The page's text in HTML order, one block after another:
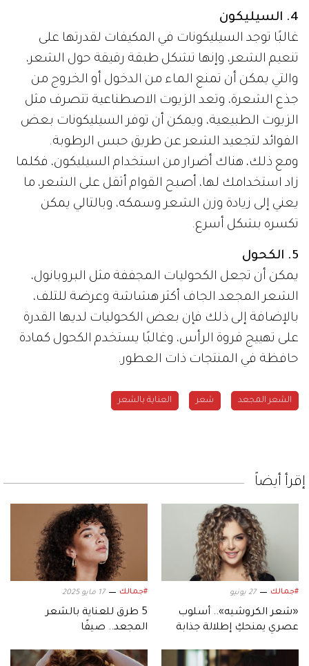
4. السيليكون
غالبًا توجد السيليكونات في المكيفات لقدرتها على
تنعيم الشعر، وإنها تشكل طبقة رقيقة حول الشعر،
والتي يمكن أن تمنع الماء من الدخول أو الخروج من
جذع الشعرة، وتعد الزيوت الاصطناعية تتصرف مثل
الزيوت الطبيعية، ويمكن أن توفر السيليكونات بعض
الفوائد لتجعيد الشعر عن طريق حبس الرطوبة.
ومع ذلك، هناك أضرار من استخدام السيليكون، فكلما
زاد استخدامك لها، أصبح القوام أثقل على الشعر، ما
يعني إلى زيادة وزن الشعر وسمكه، وبالتالي يمكن
تكسره بشكل أسرع.
5. الكحول
يمكن أن تجعل الكحوليات المجففة مثل البروبانول،
الشعر المجعد الجاف أكثر هشاشة وعرضة للتلف،
بالإضافة إلى ذلك فإن بعض الكحوليات لديها القدرة
على تهييج فروة الرأس، وغالبًا يستخدم الكحول كمادة
حافظة في المنتجات ذات العطور.
الشعر المجعد شعر العناية بالشعر
إقرأ أيضاً
#جمالك 27 يونيو
«شعر الكروشيه».. أسلوب
عصري يمنحكِ إطلالة جذابة
#جمالك 17 مايو 2025
5 طرق للعناية بالشعر
المجعد.. صيفًا